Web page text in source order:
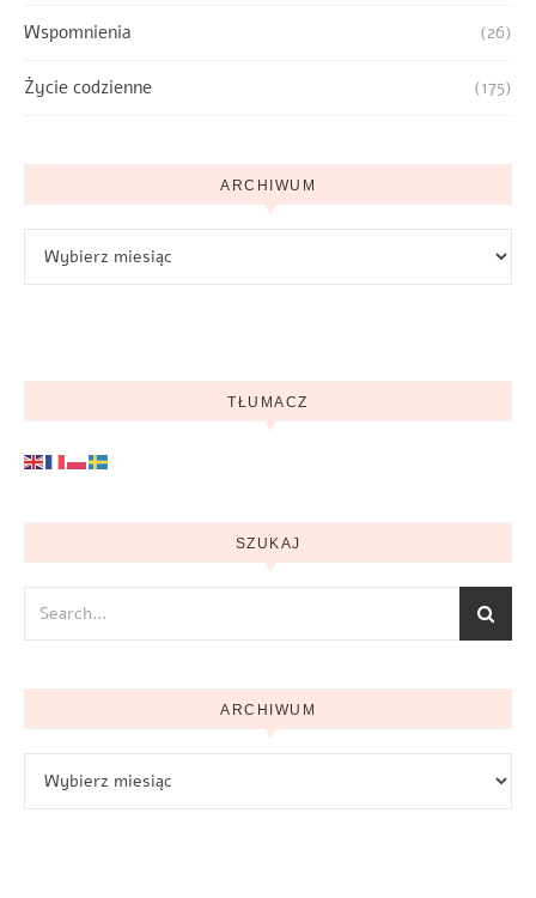
Wspomnienia (26)
Życie codzienne (175)
ARCHIWUM
TŁUMACZ
SZUKAJ
ARCHIWUM